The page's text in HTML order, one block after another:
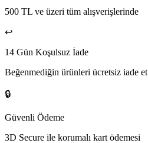
500 TL ve üzeri tüm alışverişlerinde
↩️
14 Gün Koşulsuz İade
Beğenmediğin ürünleri ücretsiz iade et
🔒
Güvenli Ödeme
3D Secure ile korumalı kart ödemesi